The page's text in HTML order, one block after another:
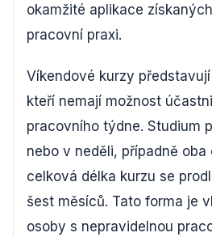
okamžité aplikace
pracovní praxi.
Víkendové kurzy
kteří nemají možnost
pracovního týdne. Studium
nebo v neděli, případně oba
celková délka kurzu se
šest měsíců. Tato forma je
osoby s nepravidelnou